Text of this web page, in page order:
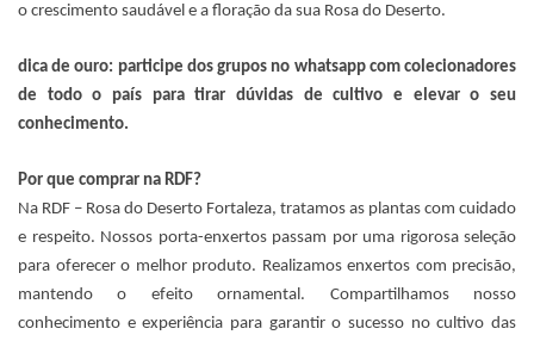
o crescimento saudável e a floração da sua Rosa do Deserto.
dica de ouro: participe dos grupos no whatsapp com colecionadores
de todo o país para tirar dúvidas de cultivo e elevar o seu
conhecimento.
Por que comprar na RDF?
Na RDF – Rosa do Deserto Fortaleza, tratamos as plantas com cuidado
e respeito. Nossos porta-enxertos passam por uma rigorosa seleção
para oferecer o melhor produto. Realizamos enxertos com precisão,
mantendo o efeito ornamental. Compartilhamos nosso
conhecimento e experiência para garantir o sucesso no cultivo das